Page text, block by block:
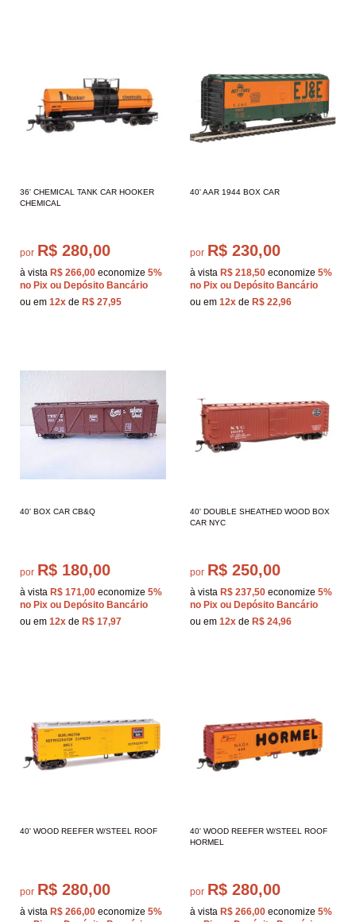
36' CHEMICAL TANK CAR HOOKER
CHEMICAL
por R$ 280,00
à vista R$ 266,00 economize 5%
no Pix ou Depósito Bancário
ou em 12x de R$ 27,95
40' AAR 1944 BOX CAR
por R$ 230,00
à vista R$ 218,50 economize 5%
no Pix ou Depósito Bancário
ou em 12x de R$ 22,96
40' BOX CAR CB&Q
por R$ 180,00
à vista R$ 171,00 economize 5%
no Pix ou Depósito Bancário
ou em 12x de R$ 17,97
40' DOUBLE SHEATHED WOOD BOX
CAR NYC
por R$ 250,00
à vista R$ 237,50 economize 5%
no Pix ou Depósito Bancário
ou em 12x de R$ 24,96
40' WOOD REEFER W/STEEL ROOF
por R$ 280,00
à vista R$ 266,00 economize 5%
40' WOOD REEFER W/STEEL ROOF
HORMEL
por R$ 280,00
à vista R$ 266,00 economize 5%